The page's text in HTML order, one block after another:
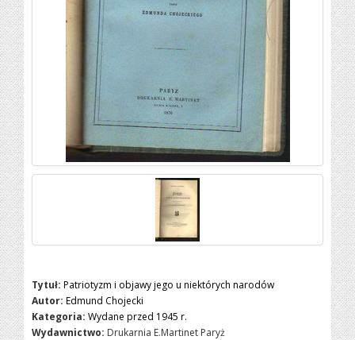
Tytuł: Patriotyzm i objawy jego u niektórych narodów
Autor: Edmund Chojecki
Kategoria: Wydane przed 1945 r.
Wydawnictwo: Drukarnia E.Martinet Paryż